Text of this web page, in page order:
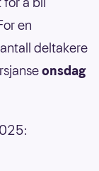
en
deltakere
onsdag